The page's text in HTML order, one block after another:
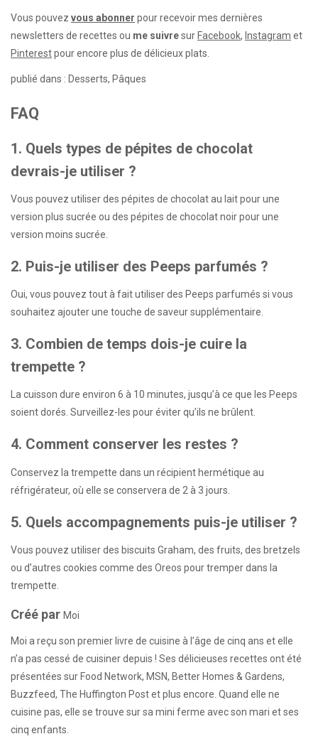
Vous pouvez vous abonner pour recevoir mes dernières
newsletters de recettes ou me suivresur Facebook, Instagram et
Pinterestpour encore plus de délicieux plats.
publié dans : Desserts, Pâques
FAQ
1. Quels types de pépites de chocolat
devrais-je utiliser ?
Vous pouvez utiliser des pépites de chocolat au lait pour une
version plus sucrée ou des pépites de chocolat noir pour une
version moins sucrée.
2. Puis-je utiliser des Peeps parfumés ?
Oui, vous pouvez tout à fait utiliser des Peeps parfumés si vous
souhaitez ajouter une touche de saveur supplémentaire.
3. Combien de temps dois-je cuire la
trempette ?
La cuisson dure environ 6 à 10 minutes, jusqu’à ce que les Peeps
soient dorés. Surveillez-les pour éviter qu’ils ne brûlent.
4. Comment conserver les restes ?
Conservez la trempette dans un récipient hermétique au
réfrigérateur, où elle se conservera de 2 à 3 jours.
5. Quels accompagnements puis-je utiliser ?
Vous pouvez utiliser des biscuits Graham, des fruits, des bretzels
ou d’autres cookies comme des Oreos pour tremper dans la
trempette.
Créé par Moi
Moi a reçu son premier livre de cuisine à l’âge de cinq ans et elle
n’a pas cessé de cuisiner depuis ! Ses délicieuses recettes ont été
présentées sur Food Network, MSN, Better Homes & Gardens,
Buzzfeed, The Huffington Post et plus encore. Quand elle ne
cuisine pas, elle se trouve sur sa mini ferme avec son mari et ses
cinq enfants.